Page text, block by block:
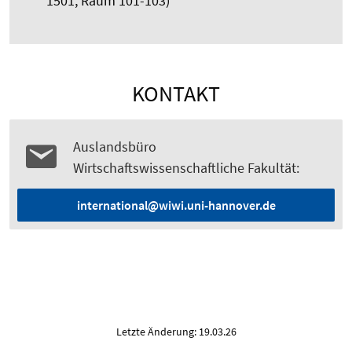
KONTAKT
Auslandsbüro
Wirtschaftswissenschaftliche Fakultät:
international@wiwi.uni-hannover.de
Letzte Änderung: 19.03.26